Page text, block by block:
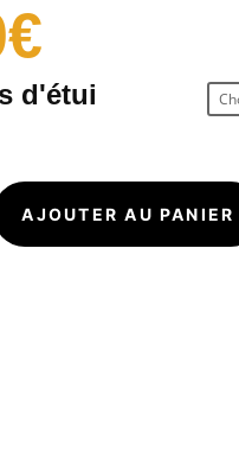
€
d'étui
AJOUTER AU PANIER